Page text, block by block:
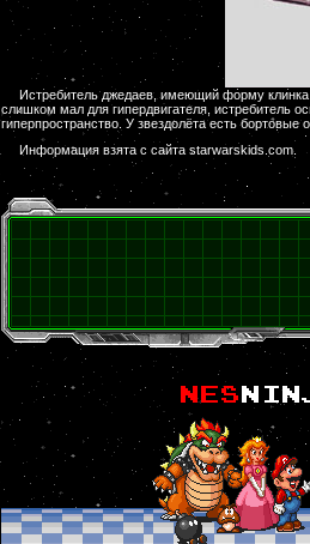
Истребитель джедаев, имеющий форму клинка,
слишком мал для гипердвигателя, истребитель
гиперпространство. У звездолёта есть
Информация взята с сайта starwarskids.com.